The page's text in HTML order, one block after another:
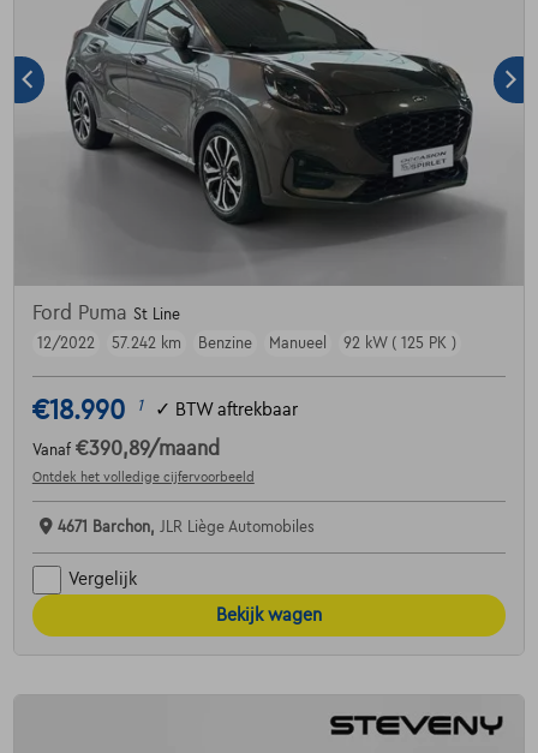
Ford Puma St Line
12/2022
57.242 km Benzine Manueel 92 kW ( 125 PK )
€18.990 1 ✓ BTW aftrekbaar
Vanaf €390,89/maand
Ontdek het volledige cijfervoorbeeld
4671 Barchon, JLR Liège Automobiles
Vergelijk
Bekijk wagen